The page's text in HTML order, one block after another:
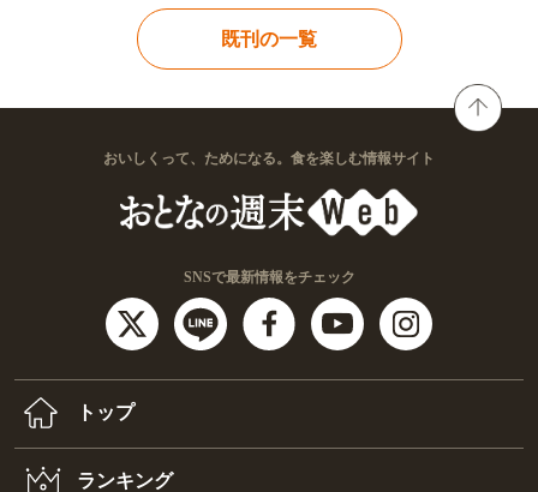
既刊の一覧
おいしくって、ためになる。食を楽しむ情報サイト
SNSで最新情報をチェック
トップ
ランキング